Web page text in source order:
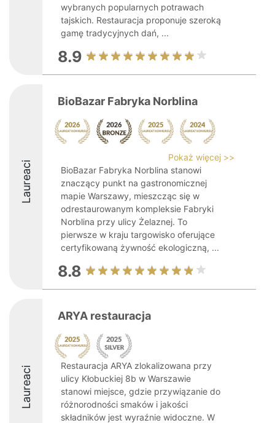
wybranych popularnych potrawach
tajskich. Restauracja proponuje szeroką
gamę tradycyjnych dań, ...
8.9
Laureaci
BioBazar Fabryka Norblina
Pokaż więcej >>
BioBazar Fabryka Norblina stanowi
znaczący punkt na gastronomicznej
mapie Warszawy, mieszcząc się w
odrestaurowanym kompleksie Fabryki
Norblina przy ulicy Żelaznej. To
pierwsze w kraju targowisko oferujące
certyfikowaną żywność ekologiczną, ...
8.8
Laureaci
ARYA restauracja
Restauracja ARYA zlokalizowana przy
ulicy Kłobuckiej 8b w Warszawie
stanowi miejsce, gdzie przywiązanie do
różnorodności smaków i jakości
składników jest wyraźnie widoczne. W